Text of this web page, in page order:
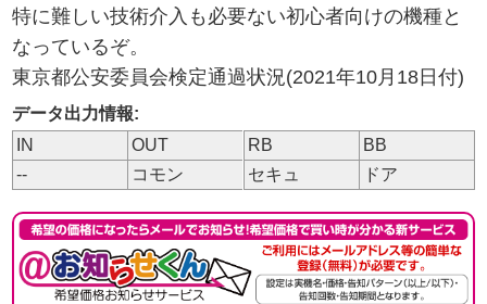
特に難しい技術介入も必要ない初心者向けの機種と
なっているぞ。
東京都公安委員会検定通過状況(2021年10月18日付)
データ出力情報:
IN
OUT RB
BB
--
コモン セキュ ドア